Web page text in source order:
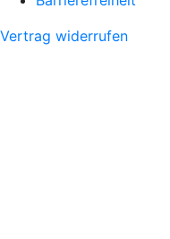
Vertrag widerrufen